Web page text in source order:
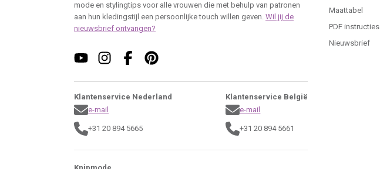
mode en stylingtips voor alle vrouwen die met behulp van patronen
aan hun kledingstijl een persoonlijke touch willen geven. Wil jij de
nieuwsbrief ontvangen?
Klantenservice Nederland
e-mail
+31 20 894 5665
Klantenservice België
e-mail
+31 20 894 5661
Maattabel
PDF instructies
Nieuwsbrief